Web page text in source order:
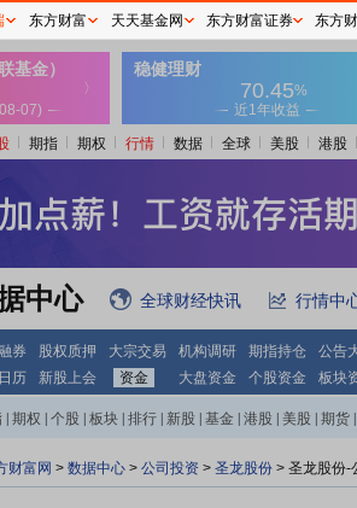
期指 期权 行情 数据 全球 美股 港股
中心 全球财经快讯 行情中
券 股权质押 大宗交易 机构调研 期指持仓
公告
历 新股上会 资金 大盘资金 个股资金 板块
期权 个股 板块 排行 新股 基金 港股 美股 期货
财富网 > 数据中心 > 公司投资 > 圣龙股份 > 圣龙股份-
东方财富 天天基金网 东方财富证券 东方